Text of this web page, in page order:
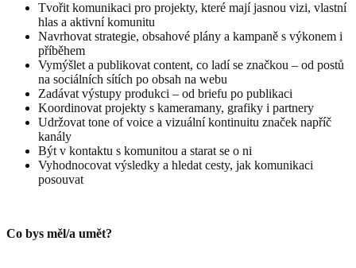
Tvořit komunikaci pro projekty, které mají jasnou vizi, vlastní
hlas a aktivní komunitu
Navrhovat strategie, obsahové plány a kampaně s výkonem i
příběhem
Vymýšlet a publikovat content, co ladí se značkou – od postů
na sociálních sítích po obsah na webu
Zadávat výstupy produkci – od briefu po publikaci
Koordinovat projekty s kameramany, grafiky i partnery
Udržovat tone of voice a vizuální kontinuitu značek napříč
kanály
Být v kontaktu s komunitou a starat se o ni
Vyhodnocovat výsledky a hledat cesty, jak komunikaci
posouvat
Co bys měl/a umět?